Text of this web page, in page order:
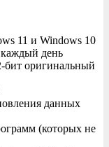
11 и Windows 10
день
бит оригинальный
данных
(которых не